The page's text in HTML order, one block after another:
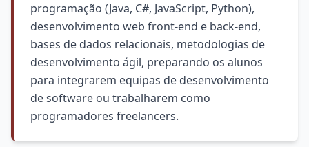
programação (Java, C#, JavaScript, Python),
desenvolvimento web front-end e back-end,
bases de dados relacionais, metodologias de
desenvolvimento ágil, preparando os alunos
para integrarem equipas de desenvolvimento
de software ou trabalharem como
programadores freelancers.